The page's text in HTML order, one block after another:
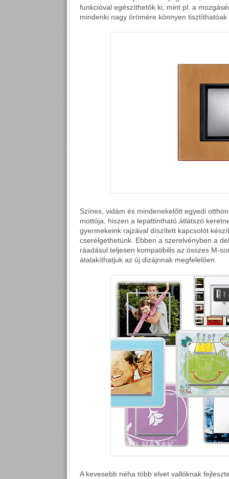
funkcióval egészíthetők ki, mint pl. a
mindenki nagy örömére könnyen tisztíthatóak
Színes, vidám és mindenekelőtt egyedi
mottója, hiszen a lepattintható átlátszó
gyermekeink rajzával díszített kapcsolót
cserélgethetünk. Ebben a szerelvényben a
ráadásul teljesen kompatibilis az összes M-
átalakíthatjuk az új dizájnnak megfelelően.
A kevesebb néha több elvet vallóknak